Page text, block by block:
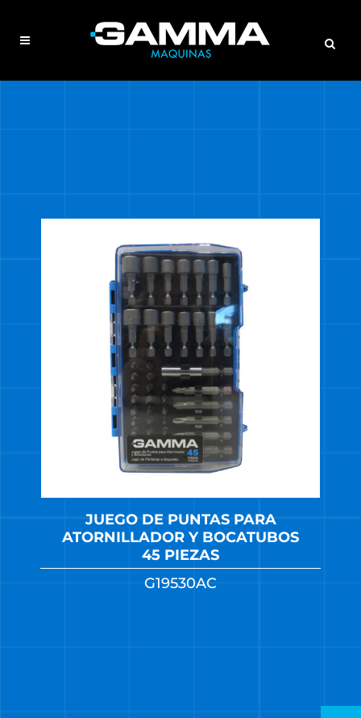
JUEGO DE PUNTAS PARA
ATORNILLADOR Y BOCATUBOS
45 PIEZAS
G19530AC